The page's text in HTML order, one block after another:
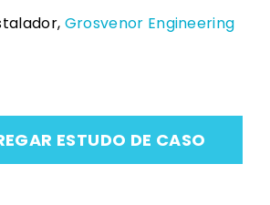
Grosvenor Engineering
ESTUDO DE CASO